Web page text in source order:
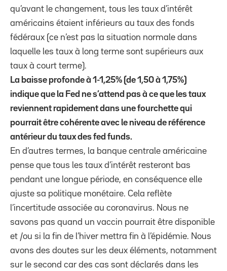
qu’avant le changement, tous les taux d’intérêt
américains étaient inférieurs au taux des fonds
fédéraux (ce n’est pas la situation normale dans
laquelle les taux à long terme sont supérieurs aux
taux à court terme).
La baisse profonde à 1-1,25% (de 1,50 à 1,75%)
indique que la Fed ne s’attend pas à ce que les taux
reviennent rapidement dans une fourchette qui
pourrait être cohérente avec le niveau de référence
antérieur du taux des fed funds.
En d’autres termes, la banque centrale américaine
pense que tous les taux d’intérêt resteront bas
pendant une longue période, en conséquence elle
ajuste sa politique monétaire. Cela reflète
l’incertitude associée au coronavirus. Nous ne
savons pas quand un vaccin pourrait être disponible
et /ou si la fin de l’hiver mettra fin à l’épidémie. Nous
avons des doutes sur les deux éléments, notamment
sur le second car des cas sont déclarés dans les